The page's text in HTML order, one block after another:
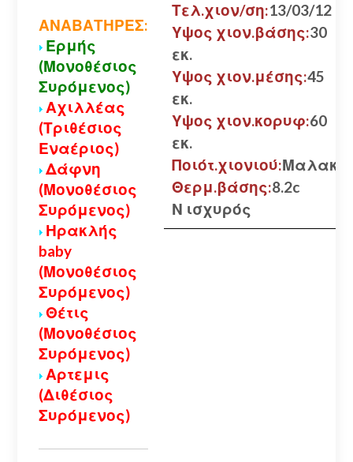
ΑΝΑΒΑΤΗΡΕΣ:
Ερμής
(Μονοθέσιος
Συρόμενος)
Αχιλλέας
(Τριθέσιος
Εναέριος)
Δάφνη
(Μονοθέσιος
Συρόμενος)
Ηρακλής
baby
(Μονοθέσιος
Συρόμενος)
Θέτις
(Μονοθέσιος
Συρόμενος)
Αρτεμις
(Διθέσιος
Συρόμενος)
Τελ.χιον/ση:13/03/12
Υψος χιον.βάσης:30
εκ.
Υψος χιον.μέσης:45
εκ.
Υψος χιον.κορυφ:60
εκ.
Ποιότ.χιονιού:Μαλακό
Θερμ.βάσης:8.2c
Ν ισχυρός